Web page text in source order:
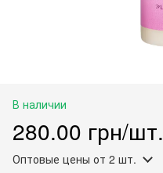
В наличии
280.00 грн/шт.
Оптовые цены от 2 шт.